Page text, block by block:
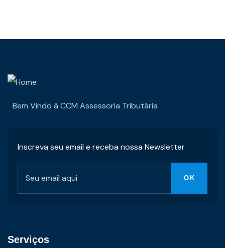
Bem Vindo à CCM Assessoria Tributária
Inscreva seu email e receba nossa Newsletter
Serviços